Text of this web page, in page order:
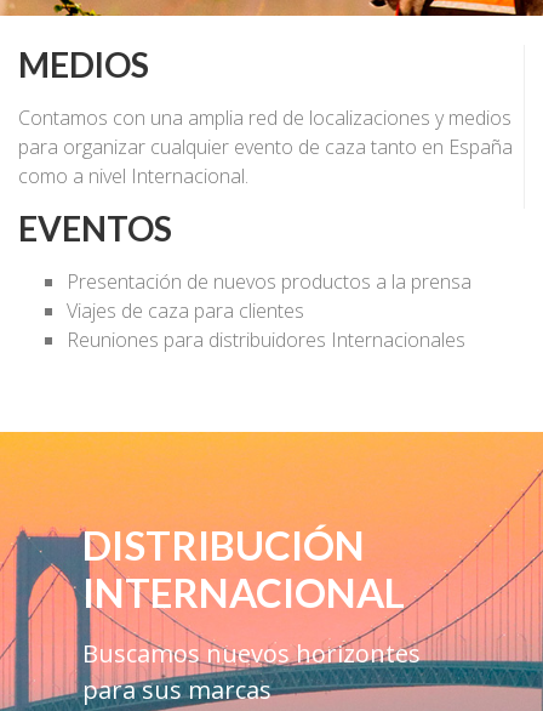
MEDIOS
Contamos con una amplia red de localizaciones y medios
para organizar cualquier evento de caza tanto en España
como a nivel Internacional.
EVENTOS
Presentación de nuevos productos a la prensa
Viajes de caza para clientes
Reuniones para distribuidores Internacionales
DISTRIBUCIÓN
INTERNACIONAL
Buscamos nuevos horizontes
para sus marcas